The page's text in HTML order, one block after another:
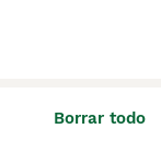
Borrar todo